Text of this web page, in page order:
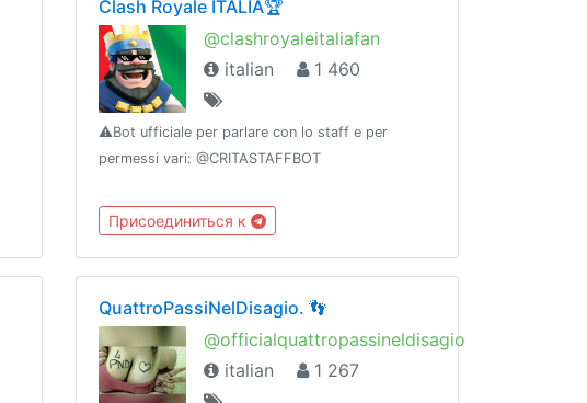
Clash Royale ITALIA🏆
@clashroyaleitaliafan
italian
1 460
⚠️Bot ufficiale per parlare con lo staff e per
permessi vari: @CRITASTAFFBOT
Присоединиться к
QuattroPassiNelDisagio. 👣
@officialquattropassineldisagio
italian
1 267